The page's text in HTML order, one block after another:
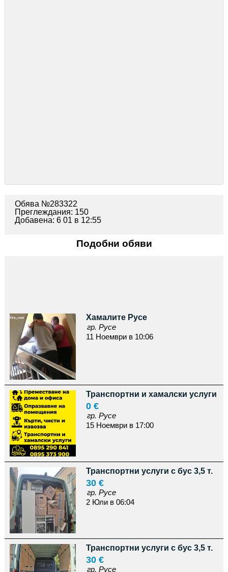
Обява №283322
Преглеждания: 150
Добавена: 6 01 в 12:55
Подобни обяви
Хамалите Русе
гр. Русе
11 Ноември в 10:06
Транспортни и хамалски услуги
0 €
гр. Русе
15 Ноември в 17:00
Транспортни услуги с бус 3,5 т.
30 €
гр. Русе
2 Юли в 06:04
Транспортни услуги с бус 3,5 т.
30 €
гр. Русе